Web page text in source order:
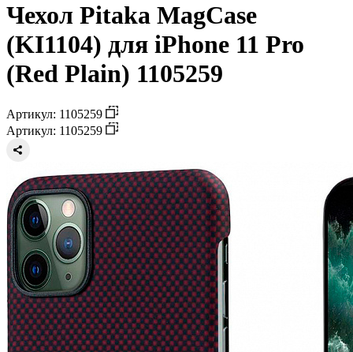
Чехол Pitaka MagCase
(KI1104) для iPhone 11 Pro
(Red Plain) 1105259
Артикул: 1105259
Артикул: 1105259